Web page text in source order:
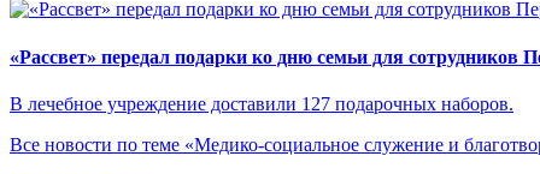
«Рассвет» передал подарки ко дню семьи для сотрудников
В лечебное учреждение доставили 127 подарочных наборов.
Все новости по теме «Медико-социальное служение и